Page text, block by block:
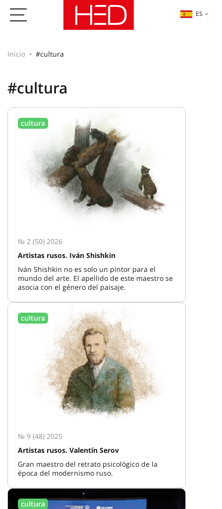
ES
Inicio #cultura
#cultura
cultura
№ 2 (50) 2026
Artistas rusos. Iván Shishkin
Iván Shishkin no es solo un pintor para el
mundo del arte. El apellido de este maestro se
asocia con el género del paisaje.
cultura
№ 9 (48) 2025
Artistas rusos. Valentín Serov
Gran maestro del retrato psicológico de la
época del modernismo ruso.
cultura